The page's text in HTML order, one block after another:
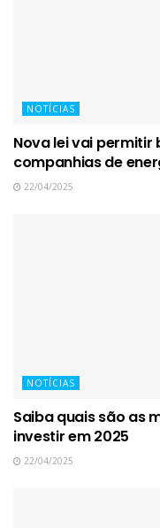
NOTÍCIAS
Nova lei vai permitir
companhias de
22/04/2025
NOTÍCIAS
Saiba quais são as
investir em 2025
22/04/2025